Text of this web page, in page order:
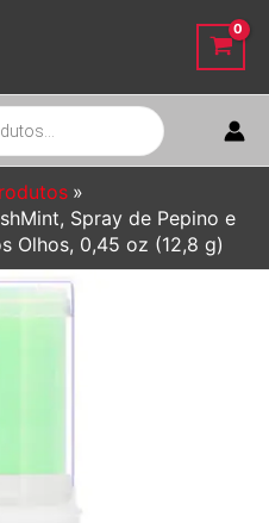
Spray de Pepino e
Olhos, 0,45 oz (12,8 g)